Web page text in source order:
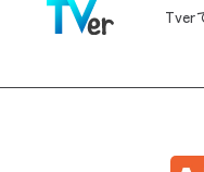
Tver